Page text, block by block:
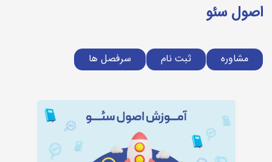
اصول سئو
مشاوره ثبت نام سرفصل ها